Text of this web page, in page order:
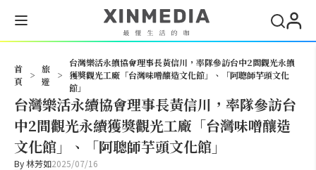
首
頁
>
旅
遊
>
台灣樂活永續協會理事長黃信川，率隊參訪台中2間觀光永續
獲獎觀光工廠「台灣味噌釀造文化館」、「阿聰師芋頭文化
館」
台灣樂活永續協會理事長黃信川，率隊參訪台
中2間觀光永續獲獎觀光工廠「台灣味噌釀造
文化館」、「阿聰師芋頭文化館」
By林芳如2025/07/16